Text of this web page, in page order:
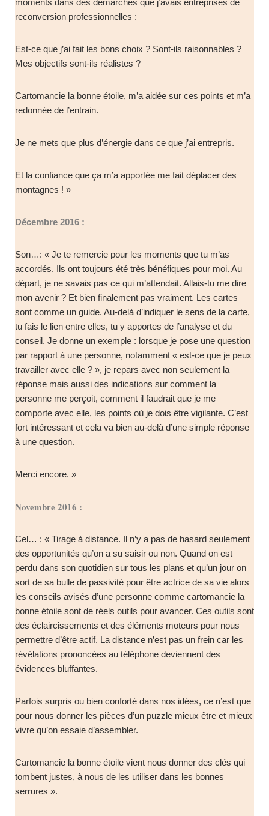
reconversion professionnelles :
Est-ce que j’ai fait les bons choix ? Sont-ils raisonnables ?
Mes objectifs sont-ils réalistes ?
Cartomancie la bonne étoile, m’a aidée sur ces points et m’a
redonnée de l’entrain.
Je ne mets que plus d’énergie dans ce que j’ai entrepris.
Et la confiance que ça m’a apportée me fait déplacer des
montagnes ! »
Décembre 2016 :
Son…: « Je te remercie pour les moments que tu m’as
accordés. Ils ont toujours été très bénéfiques pour moi. Au
départ, je ne savais pas ce qui m’attendait. Allais-tu me dire
mon avenir ? Et bien finalement pas vraiment. Les cartes
sont comme un guide. Au-delà d’indiquer le sens de la carte,
tu fais le lien entre elles, tu y apportes de l’analyse et du
conseil. Je donne un exemple : lorsque je pose une question
par rapport à une personne, notamment « est-ce que je peux
travailler avec elle ? », je repars avec non seulement la
réponse mais aussi des indications sur comment la
personne me perçoit, comment il faudrait que je me
comporte avec elle, les points où je dois être vigilante. C’est
fort intéressant et cela va bien au-delà d’une simple réponse
à une question.
Merci encore. »
Novembre 2016 :
Cel… : « Tirage à distance. Il n’y a pas de hasard seulement
des opportunités qu’on a su saisir ou non. Quand on est
perdu dans son quotidien sur tous les plans et qu’un jour on
sort de sa bulle de passivité pour être actrice de sa vie alors
les conseils avisés d’une personne comme cartomancie la
bonne étoile sont de réels outils pour avancer. Ces outils sont
des éclaircissements et des éléments moteurs pour nous
permettre d’être actif. La distance n’est pas un frein car les
révélations prononcées au téléphone deviennent des
évidences bluffantes.
Parfois surpris ou bien conforté dans nos idées, ce n’est que
pour nous donner les pièces d’un puzzle mieux être et mieux
vivre qu’on essaie d’assembler.
Cartomancie la bonne étoile vient nous donner des clés qui
tombent justes, à nous de les utiliser dans les bonnes
serrures ».